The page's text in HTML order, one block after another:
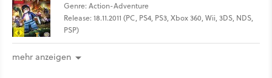
Genre: Action-Adventure
Release: 18.11.2011 (PC, PS4, PS3, Xbox 360, Wii, 3DS, NDS,
PSP)
mehr anzeigen